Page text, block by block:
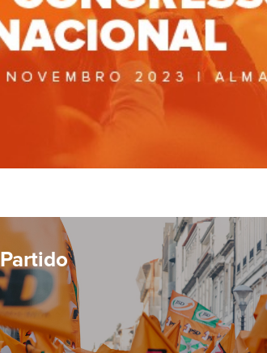
Partido